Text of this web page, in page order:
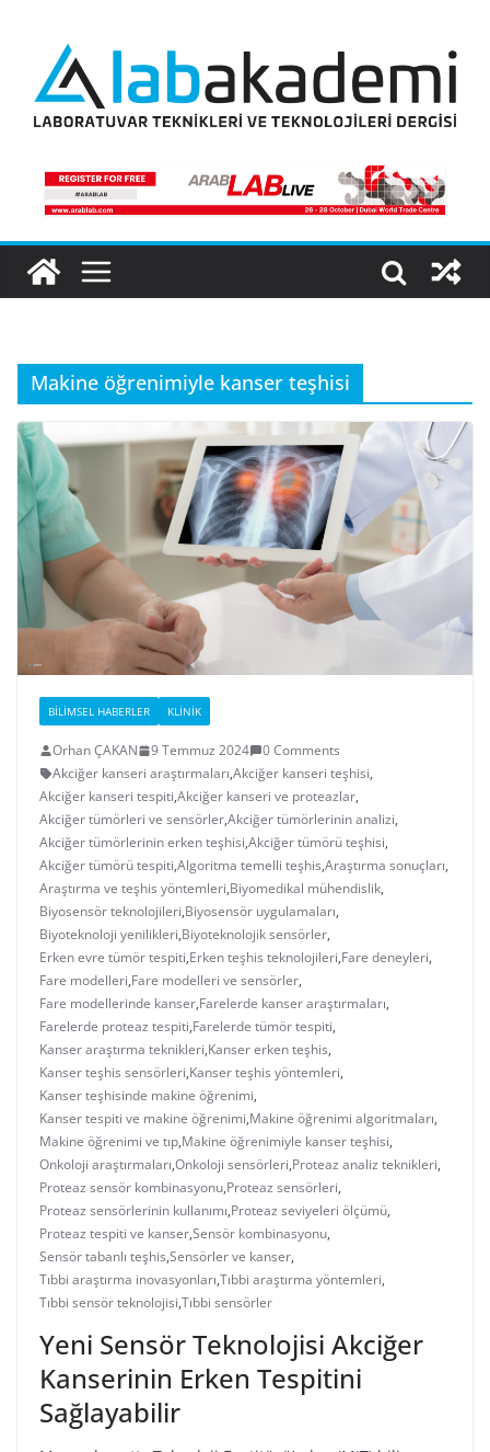
content
Makine öğrenimiyle kanser teşhisi
BILIMSEL HABERLER KLINIK
Orhan ÇAKAN 9 Temmuz 2024
0 Comments
Akciğer kanseri araştırmaları,Akciğer kanseri teşhisi,
Akciğer kanseri tespiti,Akciğer kanseri ve proteazlar,
Akciğer tümörleri ve sensörler,Akciğer tümörlerinin analizi,
Akciğer tümörlerinin erken teşhisi,Akciğer tümörü teşhisi,
Akciğer tümörü tespiti,Algoritma temelli teşhis,Araştırma sonuçları,
Araştırma ve teşhis yöntemleri,Biyomedikal mühendislik,
Biyosensör teknolojileri,Biyosensör uygulamaları,
Biyoteknoloji yenilikleri,Biyoteknolojik sensörler,
Erken evre tümör tespiti,Erken teşhis teknolojileri,Fare deneyleri,
Fare modelleri,Fare modelleri ve sensörler,
Fare modellerinde kanser,Farelerde kanser araştırmaları,
Farelerde proteaz tespiti,Farelerde tümör tespiti,
Kanser araştırma teknikleri,Kanser erken teşhis,
Kanser teşhis sensörleri,Kanser teşhis yöntemleri,
Kanser teşhisinde makine öğrenimi,
Kanser tespiti ve makine öğrenimi,Makine öğrenimi algoritmaları,
Makine öğrenimi ve tıp,Makine öğrenimiyle kanser teşhisi,
Onkoloji araştırmaları,Onkoloji sensörleri,Proteaz analiz teknikleri,
Proteaz sensör kombinasyonu,Proteaz sensörleri,
Proteaz sensörlerinin kullanımı,Proteaz seviyeleri ölçümü,
Proteaz tespiti ve kanser,Sensör kombinasyonu,
Sensör tabanlı teşhis,Sensörler ve kanser,
Tıbbi araştırma inovasyonları,Tıbbi araştırma yöntemleri,
Tıbbi sensör teknolojisi,Tıbbi sensörler
Yeni Sensör Teknolojisi Akciğer
Kanserinin Erken Tespitini
Sağlayabilir